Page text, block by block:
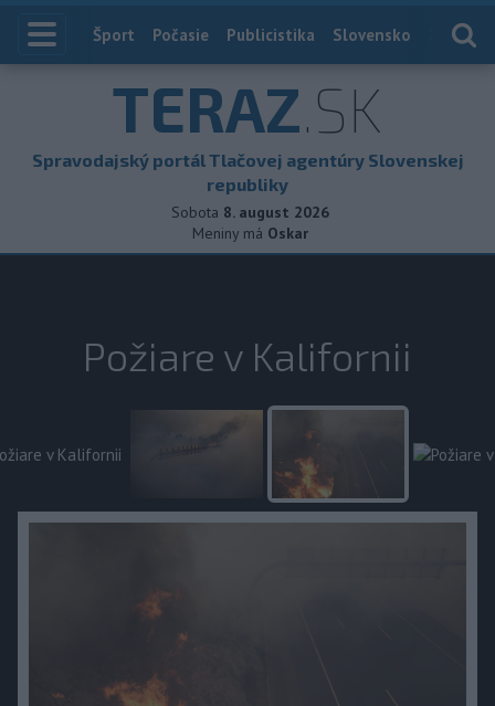
Index
Šport Počasie Publicistika Slovensko
TERAZ.SK
Spravodajský portál Tlačovej agentúry Slovenskej
republiky
Sobota 8. august 2026
Meniny má Oskar
Požiare v Kalifornii